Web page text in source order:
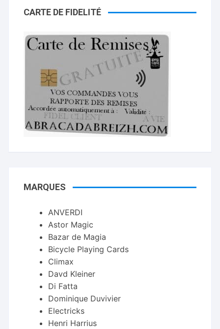
CARTE DE FIDELITÉ
MARQUES
ANVERDI
Astor Magic
Bazar de Magia
Bicycle Playing Cards
Climax
Davd Kleiner
Di Fatta
Dominique Duvivier
Electricks
Henri Harrius